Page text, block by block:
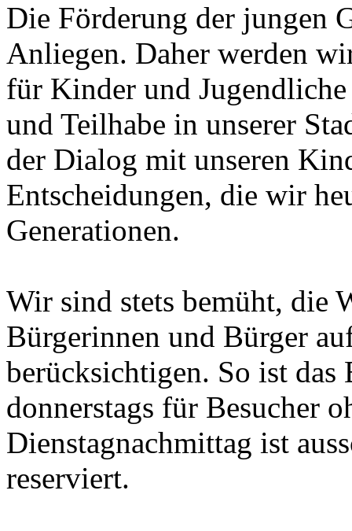
Die Förderung der jungen
Anliegen. Daher werden
für Kinder und
und Teilhabe in unserer
der Dialog mit unseren
Entscheidungen, die wir
Generationen.
Wir sind stets bemüht, die
Bürgerinnen und Bürger
berücksichtigen. So ist
donnerstags für Besucher
Dienstagnachmittag ist
reserviert.